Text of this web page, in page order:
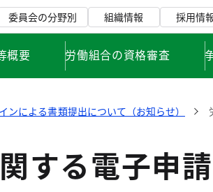
委員会の分野別 組織情報 採用情
概要 労働組合の資格審査
ンによる書類提出について（お知らせ）
する電子申請